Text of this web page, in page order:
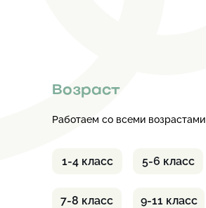
9-11 класс
7-8 класс
1-4 класс 5-6 класс
Работаем со всеми возрастами
Возраст